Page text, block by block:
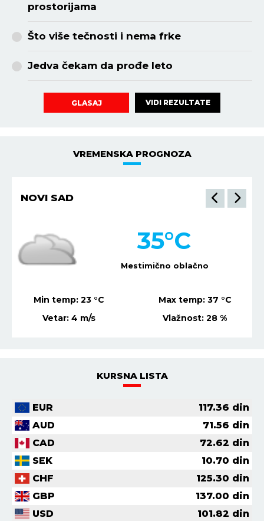
prostorijama
Što više tečnosti i nema frke
Jedva čekam da prođe leto
GLASAJ VIDI REZULTATE
VREMENSKA PROGNOZA
NOVI SAD
Mestimično oblačno
35°C
Min temp:23 °C Max temp: 37 °C
Vetar:4 m/s Vlažnost:28 %
KURSNA LISTA
EUR 117.36 din
AUD
71.56 din
CAD
72.62 din
SEK
10.70 din
CHF
125.30 din
GBP
137.00 din
USD
101.82 din